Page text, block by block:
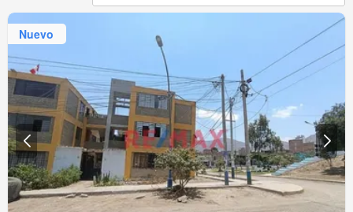
Nuevo